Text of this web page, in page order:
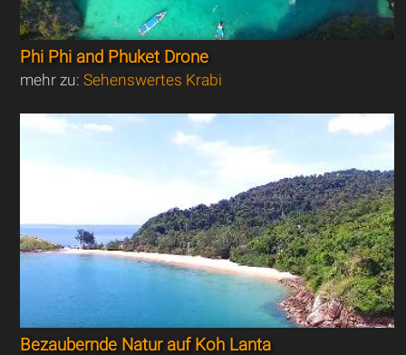
Phi Phi and Phuket Drone
mehr zu:Sehenswertes Krabi
Bezaubernde Natur auf Koh Lanta